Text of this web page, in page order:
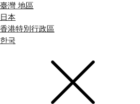
臺灣 地區
日本
香港特別行政區
한국